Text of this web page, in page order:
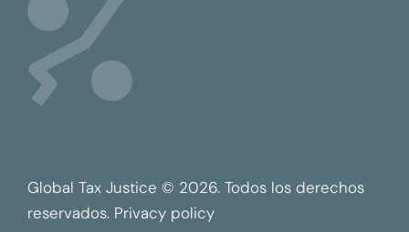
Global Tax Justice © 2026. Todos los derechos
reservados. Privacy policy